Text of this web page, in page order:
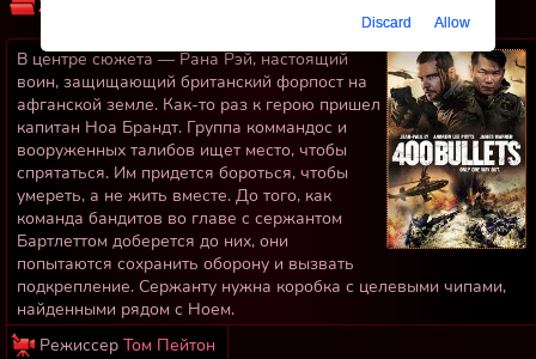
Жанр:
В центре сюжета — Рана Рэй, настоящий
воин, защищающий британский форпост на
афганской земле. Как-то раз к герою пришел
капитан Ноа Брандт. Группа коммандос и
вооруженных талибов ищет место, чтобы
спрятаться. Им придется бороться, чтобы
умереть, а не жить вместе. До того, как
команда бандитов во главе с сержантом
Бартлеттом доберется до них, они
попытаются сохранить оборону и вызвать
подкрепление. Сержанту нужна коробка с целевыми чипами,
найденными рядом с Ноем.
Режиссер Том Пейтон
Discard Allow